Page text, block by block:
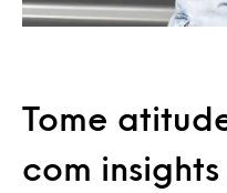
dos
Tome
com